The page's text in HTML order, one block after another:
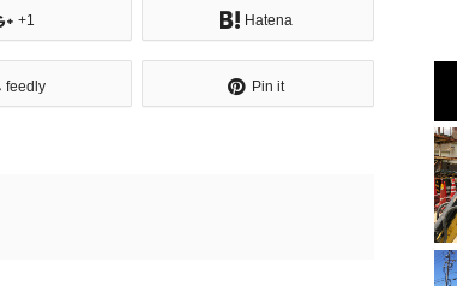
+1 Hatena
feedly Pin it